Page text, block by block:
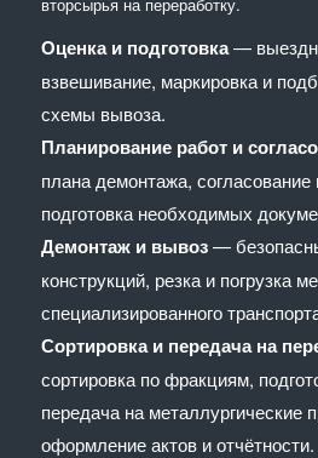
Оценка и подготовка—
взвешивание, маркировка и
схемы вывоза.
Планирование работ и
плана демонтажа, согласование
подготовка необходимых
Демонтаж и вывоз—
конструкций, резка и погрузка
специализированного
Сортировка и передача на
сортировка по фракциям,
передача на металлургические
оформление актов и отчётности.